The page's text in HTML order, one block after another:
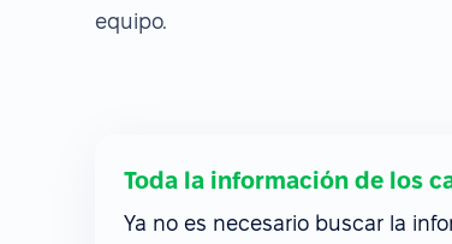
equipo.
Toda la información de los
Ya no es necesario buscar la